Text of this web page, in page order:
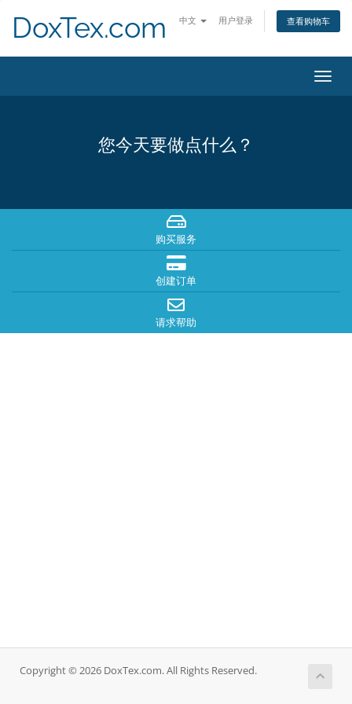
中文 用户登录 查看购物车
DoxTex.com
切
换
您今天要做点什么？
购买服务
创建订单
请求帮助
Copyright © 2026 DoxTex.com. All Rights Reserved.